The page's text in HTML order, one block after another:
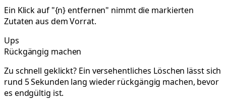
Ein Klick auf "{n} entfernen" nimmt die markierten
Zutaten aus dem Vorrat.
Ups
Rückgängig machen
Zu schnell geklickt? Ein versehentliches Löschen lässt sich
rund 5 Sekunden lang wieder rückgängig machen, bevor
es endgültig ist.